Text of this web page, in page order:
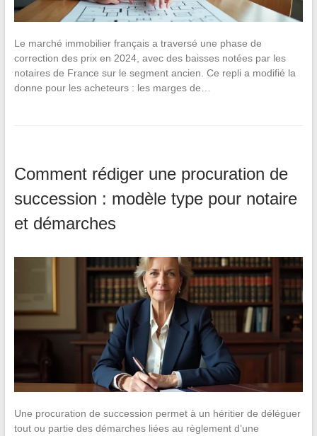
Le marché immobilier français a traversé une phase de
correction des prix en 2024, avec des baisses notées par les
notaires de France sur le segment ancien. Ce repli a modifié la
donne pour les acheteurs : les marges de…
Comment rédiger une procuration de
succession : modèle type pour notaire
et démarches
Une procuration de succession permet à un héritier de déléguer
tout ou partie des démarches liées au règlement d’une